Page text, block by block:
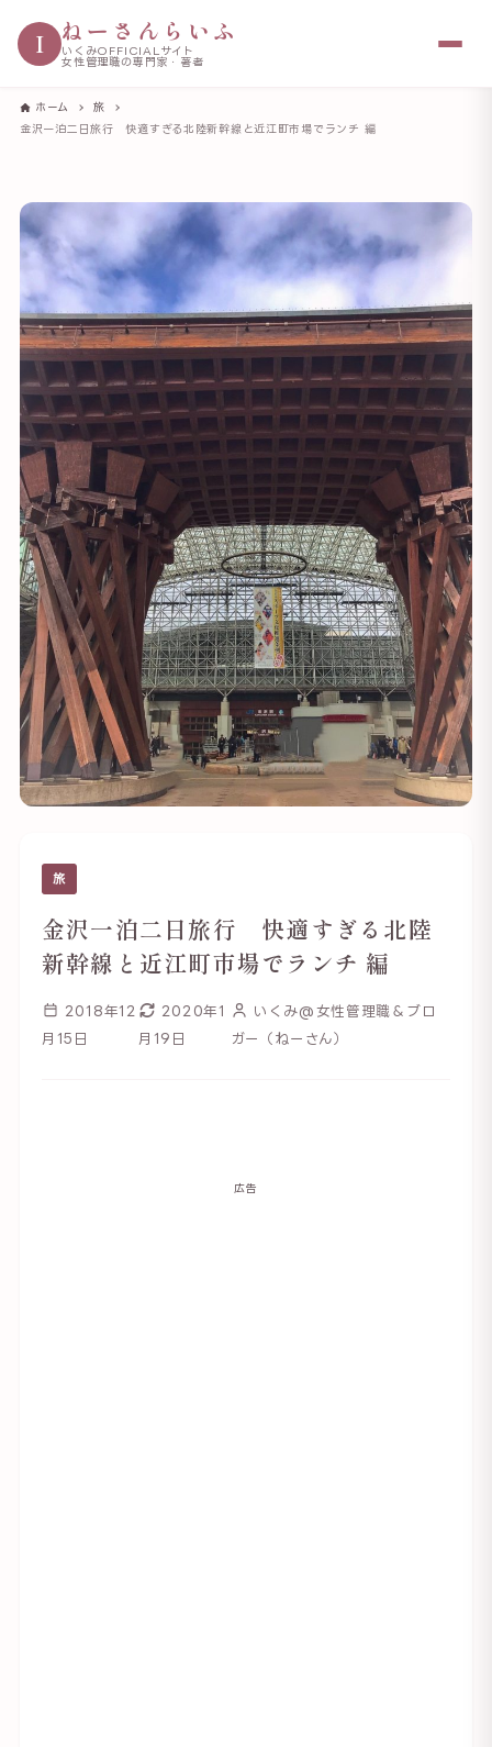
I ねーさんらいふ
いくみOFFICIALサイト
女性管理職の専門家・著者
ホーム
旅
金沢一泊二日旅行 快適すぎる北陸新幹線と近江町市場でランチ 編
旅
金沢一泊二日旅行 快適すぎる北陸
新幹線と近江町市場でランチ 編
2018年12
月15日
2020年1
月19日
いくみ@女性管理職＆ブロ
ガー（ねーさん）
広告